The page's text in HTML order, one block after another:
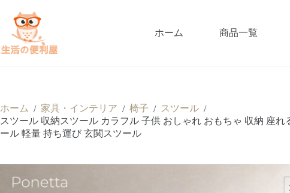
ホーム 商品一覧
ホーム / 家具・インテリア / 椅子 / スツール /
スツール 収納スツール カラフル 子供 おしゃれ おもちゃ 収納 座
ール 軽量 持ち運び 玄関スツール